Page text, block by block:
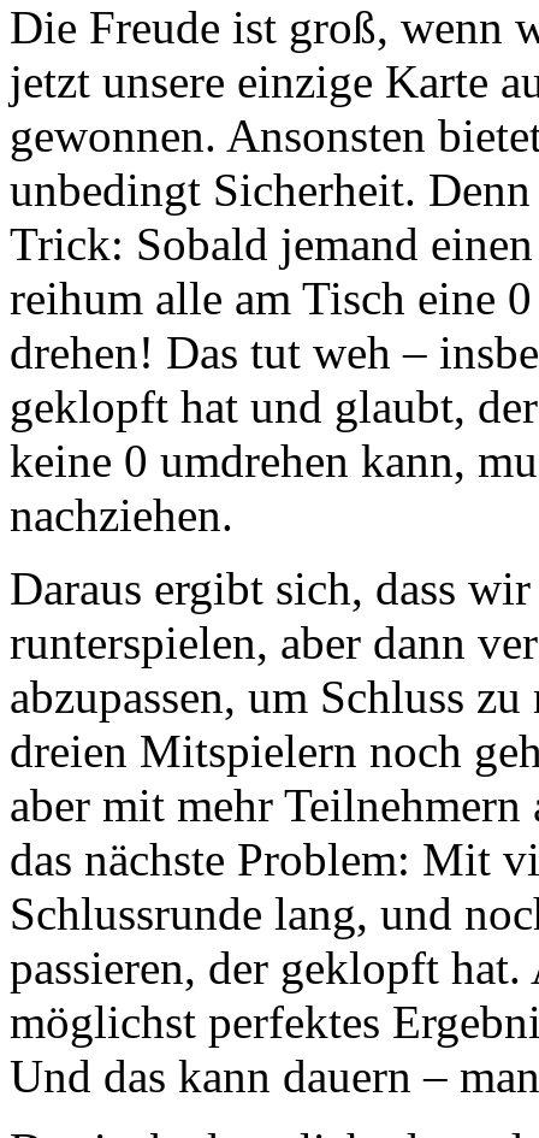
Die Freude ist groß, wenn
jetzt unsere einzige Karte
gewonnen. Ansonsten
unbedingt Sicherheit.
Trick: Sobald jemand
reihum alle am Tisch eine
drehen! Das tut weh –
geklopft hat und glaubt,
keine 0 umdrehen kann,
nachziehen.
Daraus ergibt sich, dass
runterspielen, aber dann
abzupassen, um Schluss
dreien Mitspielern noch
aber mit mehr
das nächste Problem: Mit
Schlussrunde lang, und
passieren, der geklopft
möglichst perfektes
Und das kann dauern –